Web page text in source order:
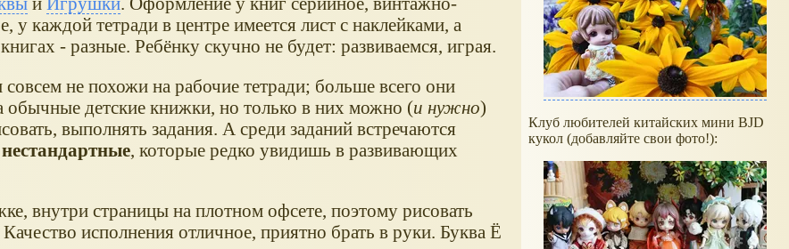
у каждой тетради в центре имеется лист с наклейками, а
- разные. Ребёнку скучно не будет: развиваемся, играя.
совсем не похожи на рабочие тетради; больше всего они
обычные детские книжки, но только в них можно (и нужно)
выполнять задания. А среди заданий встречаются
нестандартные, которые редко увидишь в развивающих
внутри страницы на плотном офсете, поэтому рисовать
исполнения отличное, приятно брать в руки. Буква Ё
Клуб любителей китайских мини BJD
кукол (добавляйте свои фото!):